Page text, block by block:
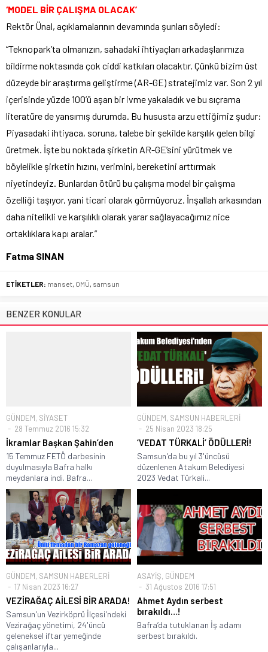
‘MODEL BİR ÇALIŞMA OLACAK’
Rektör Ünal, açıklamalarının devamında şunları söyledi:
“Teknopark’ta olmanızın, sahadaki ihtiyaçları arkadaşlarımıza
bildirme noktasında çok ciddi katkıları olacaktır. Çünkü bizim üst
düzeyde bir araştırma geliştirme (AR-GE) stratejimiz var. Son 2 yıl
içerisinde yüzde 100’ü aşan bir ivme yakaladık ve bu sıçrama
literatüre de yansımış durumda. Bu hususta arzu ettiğimiz şudur:
Piyasadaki ihtiyaca, soruna, talebe bir şekilde karşılık gelen bilgi
üretmek. İşte bu noktada şirketin AR-GE’sini yürütmek ve
böylelikle şirketin hızını, verimini, bereketini arttırmak
niyetindeyiz. Bunlardan ötürü bu çalışma model bir çalışma
özelliği taşıyor, yani ticari olarak görmüyoruz. İnşallah arkasından
daha nitelikli ve karşılıklı olarak yarar sağlayacağımız nice
ortaklıklara kapı aralar.”
Fatma SINAN
ETİKETLER: manset, OMÜ, samsun
BENZER KONULAR
GÜNDEM, SİYASET
28 Temmuz 2016 15:32
İkramlar Başkan Şahin’den
15 Temmuz FETÖ darbesinin
duyulmasıyla Bafra halkı
meydanlara indi. Bafra...
GÜNDEM, SAMSUN HABERLERİ
25 Nisan 2023 18:25
‘VEDAT TÜRKALİ’ ÖDÜLLERİ!
Samsun'da bu yıl 3'üncüsü
düzenlenen Atakum Belediyesi
2023 Vedat Türkali...
GÜNDEM, SAMSUN HABERLERİ
17 Nisan 2023 16:27
VEZİRAĞAÇ AİLESİ BİR ARADA!
Samsun'un Vezirköprü İlçesi'ndeki
Vezirağaç yönetimi, 24'üncü
geleneksel iftar yemeğinde
çalışanlarıyla...
ASAYİŞ, GÜNDEM
31 Ağustos 2016 17:51
Ahmet Aydın serbest
bırakıldı…!
Bafra’da tutuklanan İş adamı
serbest bırakıldı.